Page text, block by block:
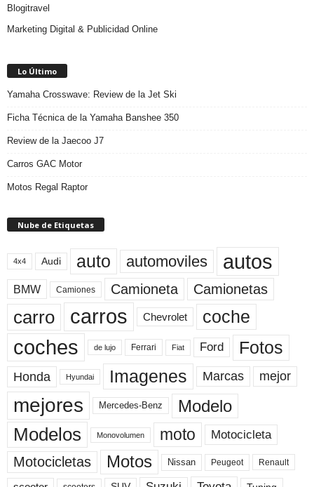
Blogitravel
Marketing Digital & Publicidad Online
Lo Último
Yamaha Crosswave: Review de la Jet Ski
Ficha Técnica de la Yamaha Banshee 350
Review de la Jaecoo J7
Carros GAC Motor
Motos Regal Raptor
Nube de Etiquetas
4x4 Audi auto automoviles autos
BMW Camiones Camioneta Camionetas
carro carros Chevrolet coche
coches de lujo Ferrari Fiat Ford Fotos
Honda Hyundai Imagenes Marcas mejor
mejores Mercedes-Benz Modelo
Modelos Monovolumen moto Motocicleta
Motocicletas Motos Nissan Peugeot Renault